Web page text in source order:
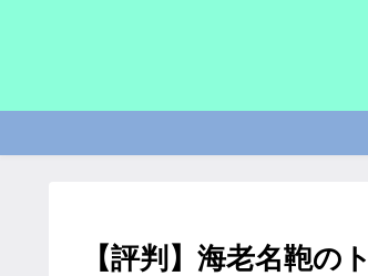
【評判】海老名鞄